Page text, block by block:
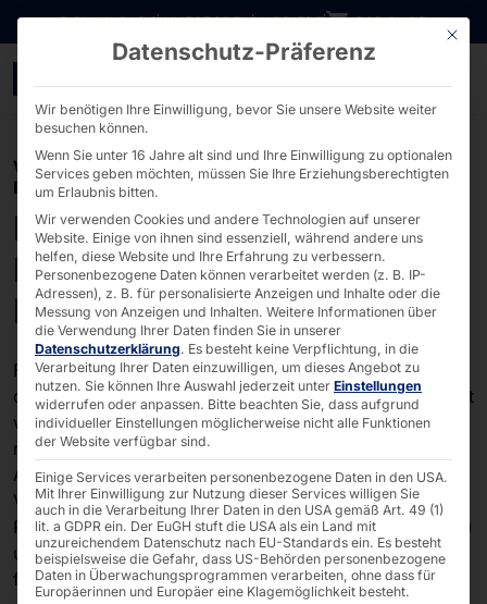
Direkt zum Inhalt wechseln
DOWNLOADSINVESTORENKARRIERE B2B SHOP
WEEE / EAR REGISTRIERUNG UND
RÜCKNAHMEKONZEPT
Rücknahmekonzept für
Elektro-Altgeräte aus dem
B2B-Geschäft
Für Geräte der Marken POLYTOUCH® und AKHET®, die
durch die Pyramid Computer GmbH in Verkehr gebracht
werden, besteht eine gesetzeskonforme Registrierung
nach dem ElektroG bei der Stiftung EAR (Elektro-
Altgeräte Register). Damit erfüllen wir unsere
Verpflichtungen im Rahmen der europäischen WEEE-
Richtlinie (Waste of Electrical and Electronic Equipment)
und tragen aktiv zum Umweltschutz und zur
fachgerechten Entsorgung von Elektroaltgeräten bei.
Mit
Datenschutz-Präferenz
Wir benötigen Ihre Einwilligung, bevor Sie unsere Website weiter
besuchen können.
Wenn Sie unter 16 Jahre alt sind und Ihre Einwilligung zu optionalen
Services geben möchten, müssen Sie Ihre Erziehungsberechtigten
um Erlaubnis bitten.
Wir verwenden Cookies und andere Technologien auf unserer
Website. Einige von ihnen sind essenziell, während andere uns
helfen, diese Website und Ihre Erfahrung zu verbessern.
Personenbezogene Daten können verarbeitet werden (z. B. IP-
Adressen), z. B. für personalisierte Anzeigen und Inhalte oder die
Messung von Anzeigen und Inhalten. Weitere Informationen über
die Verwendung Ihrer Daten finden Sie in unserer
Datenschutzerklärung. Es besteht keine Verpflichtung, in die
Verarbeitung Ihrer Daten einzuwilligen, um dieses Angebot zu
nutzen. Sie können Ihre Auswahl jederzeit unter Einstellungen
widerrufen oder anpassen. Bitte beachten Sie, dass aufgrund
individueller Einstellungen möglicherweise nicht alle Funktionen
der Website verfügbar sind.
Einige Services verarbeiten personenbezogene Daten in den USA.
Mit Ihrer Einwilligung zur Nutzung dieser Services willigen Sie
auch in die Verarbeitung Ihrer Daten in den USA gemäß Art. 49 (1)
lit. a GDPR ein. Der EuGH stuft die USA als ein Land mit
unzureichendem Datenschutz nach EU-Standards ein. Es besteht
beispielsweise die Gefahr, dass US-Behörden personenbezogene
Daten in Überwachungsprogrammen verarbeiten, ohne dass für
Europäerinnen und Europäer eine Klagemöglichkeit besteht.